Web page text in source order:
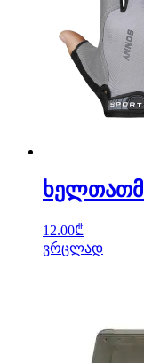
12.00₾
ვრცლად